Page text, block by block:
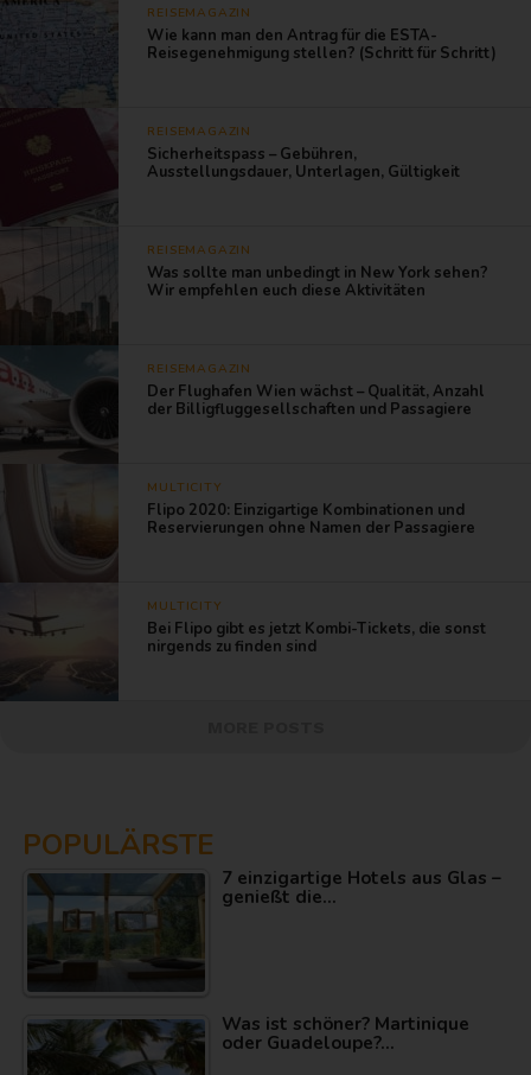
REISEMAGAZIN
Wie kann man den Antrag für die ESTA-
Reisegenehmigung stellen? (Schritt für Schritt)
REISEMAGAZIN
Sicherheitspass – Gebühren,
Ausstellungsdauer, Unterlagen, Gültigkeit
REISEMAGAZIN
Was sollte man unbedingt in New York sehen?
Wir empfehlen euch diese Aktivitäten
REISEMAGAZIN
Der Flughafen Wien wächst – Qualität, Anzahl
der Billigfluggesellschaften und Passagiere
MULTICITY
Flipo 2020: Einzigartige Kombinationen und
Reservierungen ohne Namen der Passagiere
MULTICITY
Bei Flipo gibt es jetzt Kombi-Tickets, die sonst
nirgends zu finden sind
POPULÄRSTE
7 einzigartige Hotels aus Glas –
genießt die…
Was ist schöner? Martinique
oder Guadeloupe?…